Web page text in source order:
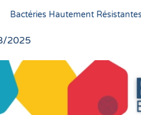
Bactéries Hautement
2025